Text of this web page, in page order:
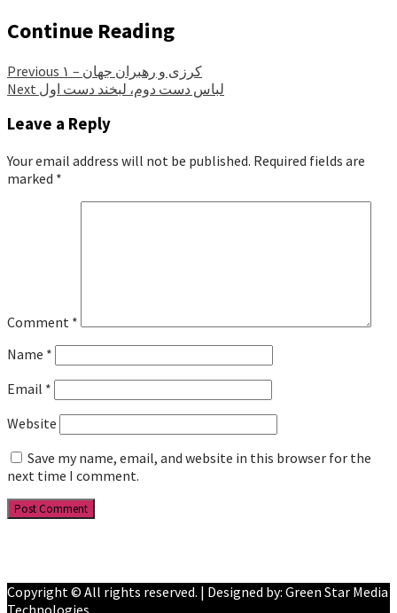
Continue Reading
Previous
کرزی و رهبران جهان – ۱
Next لباس دست دوم، لبخند دست اول
Leave a Reply
Your email address will not be published. Required fields are
marked *
Comment *
Name *
Email *
Website
Save my name, email, and website in this browser for the
next time I comment.
Copyright © All rights reserved. | Designed by: Green Star Media